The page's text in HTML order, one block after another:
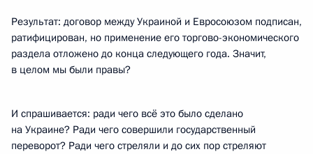
Результат: договор между Украиной и Евросоюзом подписан,
ратифицирован, но применение его торгово-экономического
раздела отложено до конца следующего года. Значит,
в целом мы были правы?
И спрашивается: ради чего всё это было сделано
на Украине? Ради чего совершили государственный
переворот? Ради чего стреляли и до сих пор стреляют